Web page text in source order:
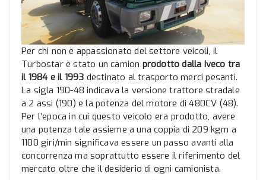
Per chi non è appassionato del settore veicoli, il
Turbostar è stato un camion prodotto dalla Iveco tra
il 1984 e il 1993 destinato al trasporto merci pesanti.
La sigla 190-48 indicava la versione trattore stradale
a 2 assi (190) e la potenza del motore di 480CV (48).
Per l’epoca in cui questo veicolo era prodotto, avere
una potenza tale assieme a una coppia di 209 kgm a
1100 giri/min significava essere un passo avanti alla
concorrenza ma soprattutto essere il riferimento del
mercato oltre che il desiderio di ogni camionista.